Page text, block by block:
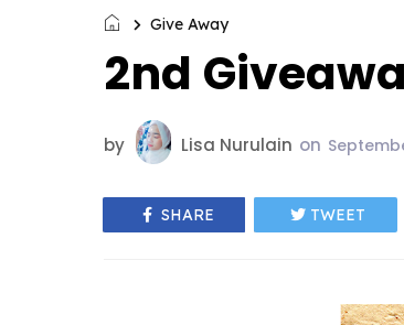
Give Away
2nd
by Lisa Nurulain on
SHARE TWEET